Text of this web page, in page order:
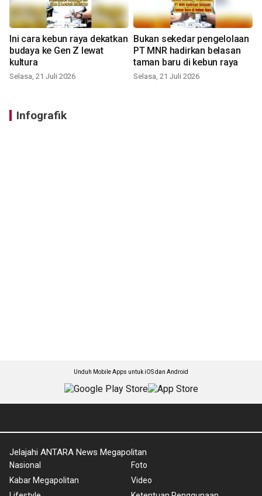
Ini cara kebun raya dekatkan
budaya ke Gen Z lewat
kultura
Selasa, 21 Juli 2026
Bukan sekedar pengelolaan
PT MNR hadirkan belasan
taman baru di kebun raya
Selasa, 21 Juli 2026
Infografik
Unduh Mobile Apps untuk iOS dan Android
Jelajahi ANTARA News Megapolitan
Nasional
Kabar Megapolitan
Foto
Video